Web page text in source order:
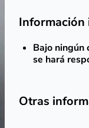
Bajo ningún
se hará
Otras